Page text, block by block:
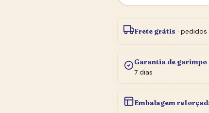
Frete grátis ·
Garantia de garimpo
7 dias
Embalagem